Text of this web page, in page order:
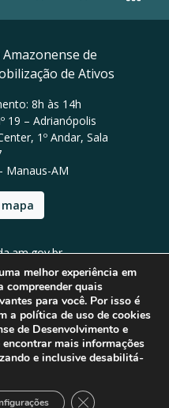
de
de Ativos
8h às 14h
19 – Adrianópolis
1º Andar, Sala
Manaus-AM
6497
melhor experiência em
compreender quais
para você. Por isso é
a política de uso de cookies
de Desenvolvimento e
mais informações
e inclusive desabilitá-
Close GDPR